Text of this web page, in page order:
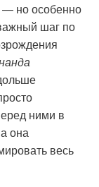
— но особенно
шаг по
ними в
она
весь